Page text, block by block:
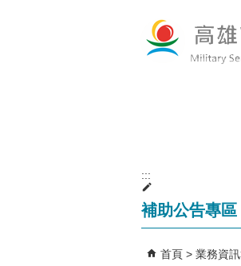
:::
補助公告專區
首頁 業務資訊